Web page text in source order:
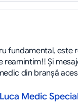
fundamental, este
Și
din branşă
Medic